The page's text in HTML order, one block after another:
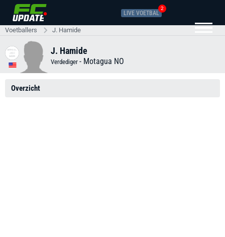
LIVE VOETBAL
2
Voetballers J. Hamide
J. Hamide
Verdediger - Motagua NO
Overzicht